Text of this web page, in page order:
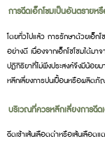
การฉีดเอ็กโซมเป็นอันตรายห
โดยทั่วไปแล้ว การรักษาด้วยเอ็ก
อย่างดี เนื่องจากเอ็กโซโซมได้มา
ปฏิกิริยาที่ไม่พึงประสงค์จึงมีน้อย
หลีกเลี่ยงการปนเปื้อนหรือผลิต
บริเวณที่ควรหลีกเลี่ยงการฉีด
ฉีดเข้าเส้นเลือดดำหรือเส้นเลือด